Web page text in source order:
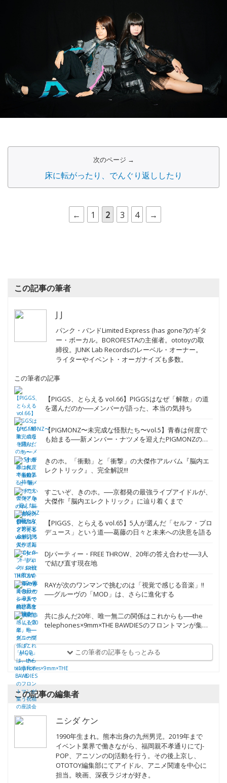
次のページ →
床に転がったり、でんぐり返ししたり
← 1 2 3 4 →
この記事の筆者
J J
パンク・バンドLimited Express (has gone?)のギタ
ー・ボーカル。BOROFESTAの主催者。ototoyの取
締役。JUNK Lab Recordsのレーベル・オーナー。
ライターやイベント・オーガナイズも多数。
この筆者の記事
【PIGGS、とらえる vol.66】PIGGSはなぜ「解散」の道
を選んだのか──メンバーが語った、本当の気持ち
【PIGMONZ〜未完成な怪獣たち〜vol.5】青春は何度で
も始まる──新メンバー・ナツメを迎えたPIGMONZの新
きのホ。「衝動」と「衝撃」の大傑作アルバム『脳内エ
レクトリック』、完全解説!!!
すごいぞ、きのホ。──京都発の最強ライブアイドルが、
大傑作『脳内エレクトリック』に辿り着くまで
【PIGGS、とらえる vol.65】5人が選んだ「セルフ・プロ
デュース」という道──葛藤の日々と未来への決意を語る
DJパーティー・FREE THROW、20年の答え合わせ──3人
で結び直す現在地
RAYが次のワンマンで挑むのは「視覚で感じる音楽」!!
──グルーヴの「MOD」は、さらに進化する
共に歩んだ20年、唯一無二の関係はこれからも──the
telephones×9mm×THE BAWDIESのフロントマンが集う
この筆者の記事をもっとみる
この記事の編集者
ニシダ ケン
1990年生まれ。熊本出身の九州男児。2019年まで
イベント業界で働きながら、福岡親不孝通りにてJ-
POP、アニソンのDJ活動を行う。その後上京し、
OTOTOY編集部にてアイドル、アニメ関連を中心に
担当。映画、深夜ラジオが好き。